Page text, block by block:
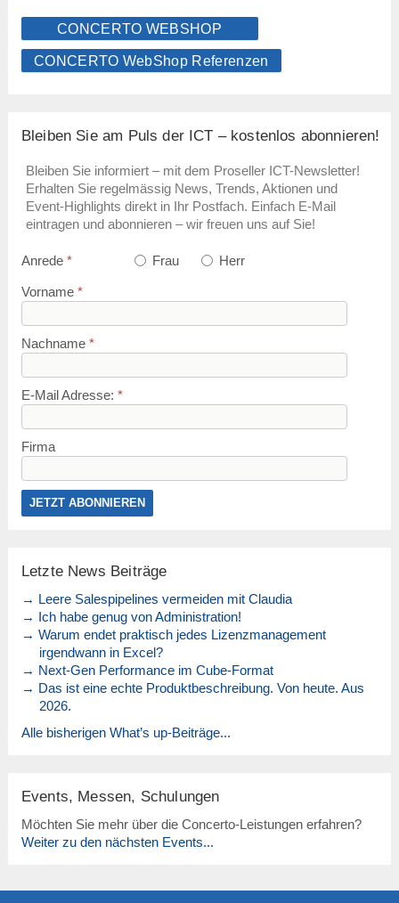
CONCERTO WEBSHOP
CONCERTO WebShop Referenzen
Bleiben Sie am Puls der ICT – kostenlos abonnieren!
Bleiben Sie informiert – mit dem Proseller ICT-Newsletter!
Erhalten Sie regelmässig News, Trends, Aktionen und
Event-Highlights direkt in Ihr Postfach. Einfach E-Mail
eintragen und abonnieren – wir freuen uns auf Sie!
Anrede * Frau Herr
Vorname *
Nachname *
E-Mail Adresse: *
Firma
Letzte News Beiträge
→ Leere Salespipelines vermeiden mit Claudia
→ Ich habe genug von Administration!
→ Warum endet praktisch jedes Lizenzmanagement
irgendwann in Excel?
→ Next-Gen Performance im Cube-Format
→ Das ist eine echte Produktbeschreibung. Von heute. Aus
2026.
Alle bisherigen What’s up-Beiträge...
Events, Messen, Schulungen
Möchten Sie mehr über die Concerto-Leistungen erfahren?
Weiter zu den nächsten Events...